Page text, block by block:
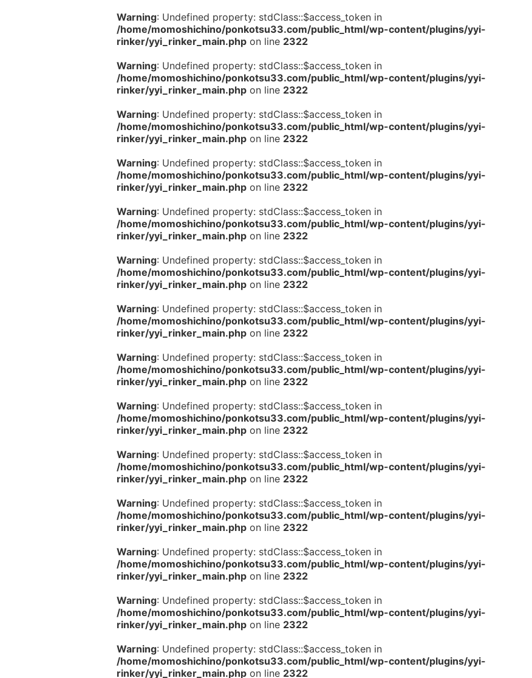
Warning: Undefined property: stdClass::$access_token in
/home/momoshichino/ponkotsu33.com/public_html/wp-content/plugins/yyi-
rinker/yyi_rinker_main.php on line 2322
Warning: Undefined property: stdClass::$access_token in
/home/momoshichino/ponkotsu33.com/public_html/wp-content/plugins/yyi-
rinker/yyi_rinker_main.php on line 2322
Warning: Undefined property: stdClass::$access_token in
/home/momoshichino/ponkotsu33.com/public_html/wp-content/plugins/yyi-
rinker/yyi_rinker_main.php on line 2322
Warning: Undefined property: stdClass::$access_token in
/home/momoshichino/ponkotsu33.com/public_html/wp-content/plugins/yyi-
rinker/yyi_rinker_main.php on line 2322
Warning: Undefined property: stdClass::$access_token in
/home/momoshichino/ponkotsu33.com/public_html/wp-content/plugins/yyi-
rinker/yyi_rinker_main.php on line 2322
Warning: Undefined property: stdClass::$access_token in
/home/momoshichino/ponkotsu33.com/public_html/wp-content/plugins/yyi-
rinker/yyi_rinker_main.php on line 2322
Warning: Undefined property: stdClass::$access_token in
/home/momoshichino/ponkotsu33.com/public_html/wp-content/plugins/yyi-
rinker/yyi_rinker_main.php on line 2322
Warning: Undefined property: stdClass::$access_token in
/home/momoshichino/ponkotsu33.com/public_html/wp-content/plugins/yyi-
rinker/yyi_rinker_main.php on line 2322
Warning: Undefined property: stdClass::$access_token in
/home/momoshichino/ponkotsu33.com/public_html/wp-content/plugins/yyi-
rinker/yyi_rinker_main.php on line 2322
Warning: Undefined property: stdClass::$access_token in
/home/momoshichino/ponkotsu33.com/public_html/wp-content/plugins/yyi-
rinker/yyi_rinker_main.php on line 2322
Warning: Undefined property: stdClass::$access_token in
/home/momoshichino/ponkotsu33.com/public_html/wp-content/plugins/yyi-
rinker/yyi_rinker_main.php on line 2322
Warning: Undefined property: stdClass::$access_token in
/home/momoshichino/ponkotsu33.com/public_html/wp-content/plugins/yyi-
rinker/yyi_rinker_main.php on line 2322
Warning: Undefined property: stdClass::$access_token in
/home/momoshichino/ponkotsu33.com/public_html/wp-content/plugins/yyi-
rinker/yyi_rinker_main.php on line 2322
Warning: Undefined property: stdClass::$access_token in
/home/momoshichino/ponkotsu33.com/public_html/wp-content/plugins/yyi-
rinker/yyi_rinker_main.php on line 2322